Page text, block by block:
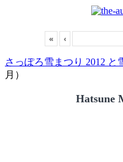
« ‹
さっぽろ雪まつり 2012 と
月）
Hatsune